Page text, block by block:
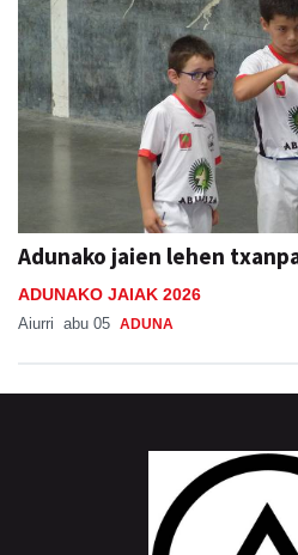
Adunako jaien lehen
ADUNAKO JAIAK 2026
Aiurri abu 05 ADUNA